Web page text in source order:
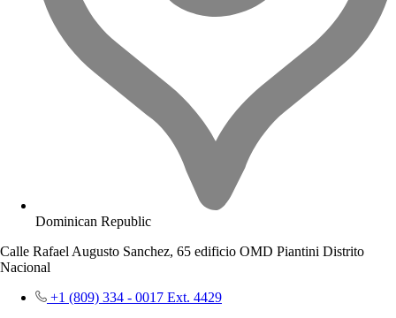
Dominican Republic
Calle Rafael Augusto Sanchez, 65 edificio OMD Piantini Distrito
Nacional
+1 (809) 334 - 0017 Ext. 4429